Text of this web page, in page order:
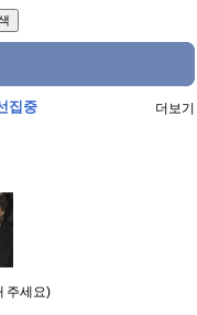
집중 더보기
주세요)